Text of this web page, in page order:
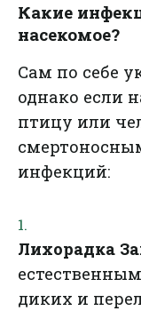
Какие
насекомое?
Сам по себе
однако если
птицу или
инфекций:
Лихорадка
диких и